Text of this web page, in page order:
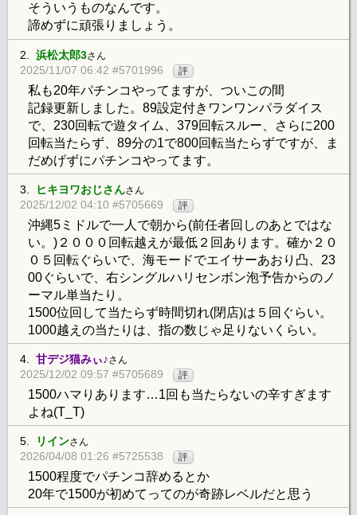
そういうものなんです。
諦めずに頑張りましょう。
2. 浜松太郎3さん
2025/11/07 06:42 #5701996 評
私も20年パチンコやってますが、ついこの間
記録更新しました。89設定付きワンワンパラダイス
で、230回転で遊タイム、379回転スルー、さらに200
回転当たらず、89分の1で800回転当たらずですが、ま
だめげずにパチンコやってます。
3. ヒキヨワおじさんさん
2025/12/02 04:10 #5705669 評
沖縄5ミドルで一人で朝から(前任者回しのあとではな
い。)２０００回転越えが最低２回あります。確か２０
０５回転ぐらいで、海モードでエイサーあおり凸、23
00ぐらいで、右シングルハリセンボン泡予告からのノ
ーマル単当たり。
1500位回して当たらず時間切れ(閉店)は５回ぐらい。
1000越えの当たりは、指の数じゃ足りないくらい。
4. 甘デジ猫みぃ♪さん
2025/12/02 09:57 #5705689 評
1500ハマりあります…1回も当たらないの辛すぎます
よね(T_T)
5. リインさん
2026/04/08 01:26 #5725538 評
1500程度でパチンコ辞めるとか
20年で1500が初めてってのが奇跡レベルだと思う